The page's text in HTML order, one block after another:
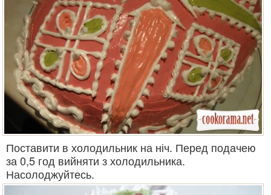
Поставити в холодильник на ніч. Перед подачею
за 0,5 год вийняти з холодильника.
Насолоджуйтесь.